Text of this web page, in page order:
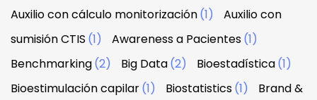
Auxilio con cálculo monitorización(1)
Auxilio con
sumisión CTIS (1) Awareness a Pacientes(1)
Benchmarking(2) Big Data(2) Bioestadística(1)
Bioestimulación capilar(1) Biostatistics(1)
Brand &